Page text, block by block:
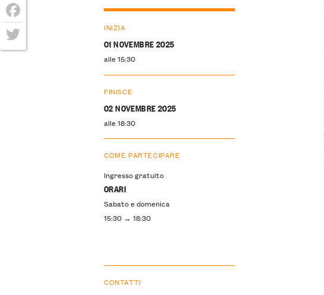
INIZIA
01 NOVEMBRE 2025
alle 15:30
FINISCE
02 NOVEMBRE 2025
alle 18:30
COME PARTECIPARE
Ingresso gratuito
ORARI
Sabato e domenica
15:30 → 18:30
CONTATTI
Facebook
Twitter